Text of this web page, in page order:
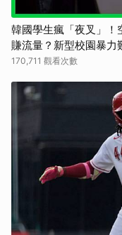
韓國學生瘋「夜叉」！
賺流量？新型校園暴力
170,711 觀看次數